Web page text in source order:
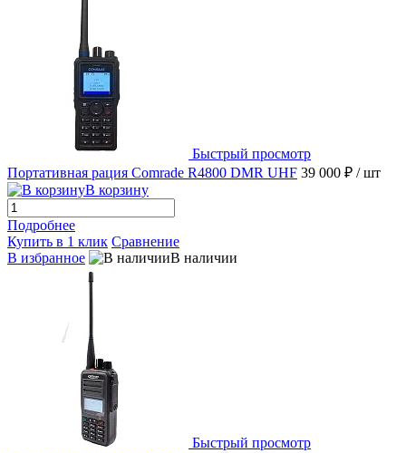
Быстрый просмотр
Портативная рация Comrade R4800 DMR UHF 39 000 ₽ / шт
В корзину
Подробнее
Купить в 1 клик Сравнение
В избранное
В наличии
Быстрый просмотр